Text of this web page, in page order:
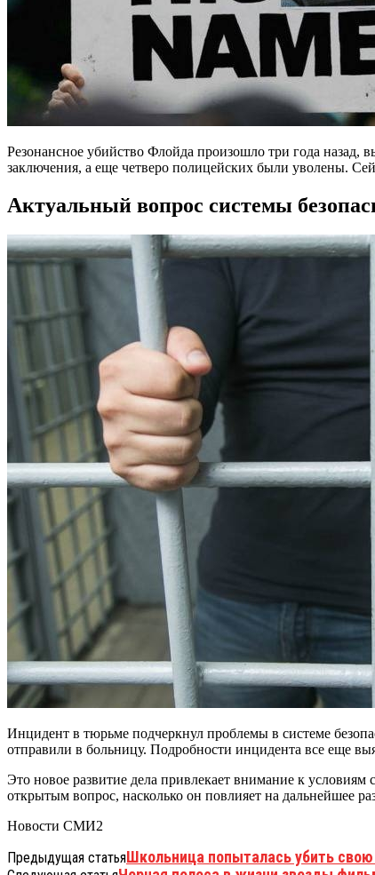
Резонансное убийство Флойда произошло три года
заключения, а еще четверо полицейских были уволены.
Актуальный вопрос системы
Инцидент в тюрьме подчеркнул проблемы в системе
отправили в больницу. Подробности инцидента все еще
Это новое развитие дела привлекает внимание к
открытым вопрос, насколько он повлияет на дальнейшее
Новости СМИ2
Предыдущая статьяШкольница попыталась убить